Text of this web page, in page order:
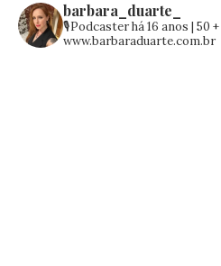
barbara_duarte_
🎙️Podcaster há 16 anos | 50 +
www.barbaraduarte.com.br